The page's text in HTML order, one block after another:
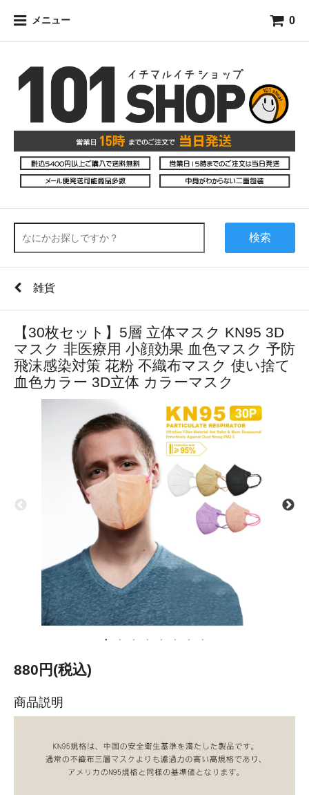
メニュー 0
検索
雑貨
【30枚セット】5層 立体マスク KN95 3D
マスク 非医療用 小顔効果 血色マスク 予防
飛沫感染対策 花粉 不織布マスク 使い捨て
血色カラー 3D立体 カラーマスク
880円(税込)
商品説明